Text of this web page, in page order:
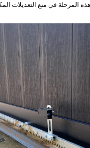
المرحلة في منع التعديلات